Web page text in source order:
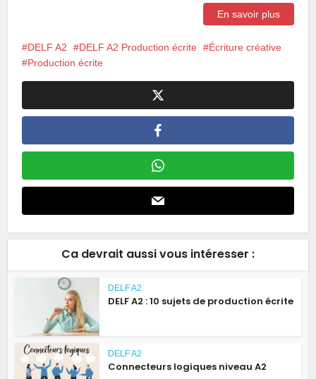
En savoir plus
DELF A2 DELF A2 Production écrite
Écriture créative
Production écrite
Ca devrait aussi vous intéresser :
DELF A2
DELF A2 : 10 sujets de production écrite
DELF A2
Connecteurs logiques niveau A2